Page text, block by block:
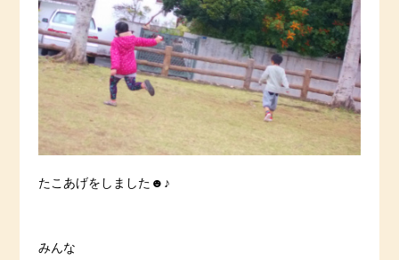
たこあげをしました☻♪
みんな